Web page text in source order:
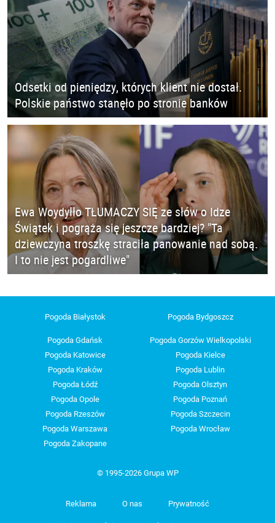
Odsetki od pieniędzy, których klient nie dostał.
Polskie państwo stanęło po stronie banków
Ewa Woydyłło TŁUMACZY SIĘ ze słów o Idze
Świątek i pogrąża się jeszcze bardziej? "Ta
dziewczyna troszkę straciła panowanie nad sobą.
I to nie jest pogardliwe"
Pogoda Białystok Pogoda Bydgoszcz
Pogoda Gdańsk
Pogoda Gorzów Wielkopolski
Pogoda Katowice
Pogoda Kielce
Pogoda Kraków
Pogoda Lublin
Pogoda Łódź
Pogoda Olsztyn
Pogoda Opole
Pogoda Poznań
Pogoda Rzeszów
Pogoda Szczecin
Pogoda Warszawa
Pogoda Wrocław
Pogoda Zakopane
© 1995-2026 Grupa WP
Reklama O nas Prywatność